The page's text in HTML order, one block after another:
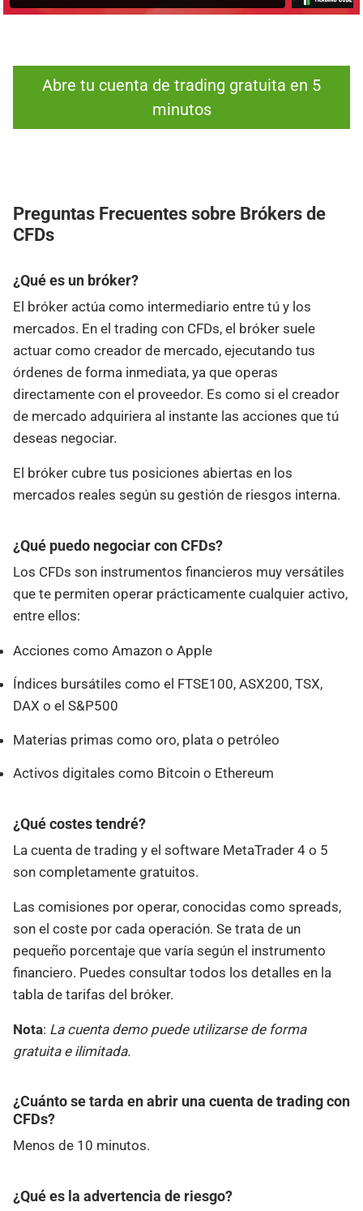
Abre tu cuenta de trading gratuita en 5
minutos
Preguntas Frecuentes sobre Brókers de
CFDs
¿Qué es un bróker?
El bróker actúa como intermediario entre tú y los
mercados. En el trading con CFDs, el bróker suele
actuar como creador de mercado, ejecutando tus
órdenes de forma inmediata, ya que operas
directamente con el proveedor. Es como si el creador
de mercado adquiriera al instante las acciones que tú
deseas negociar.
El bróker cubre tus posiciones abiertas en los
mercados reales según su gestión de riesgos interna.
¿Qué puedo negociar con CFDs?
Los CFDs son instrumentos financieros muy versátiles
que te permiten operar prácticamente cualquier activo,
entre ellos:
Acciones como Amazon o Apple
Índices bursátiles como el FTSE100, ASX200, TSX,
DAX o el S&P500
Materias primas como oro, plata o petróleo
Activos digitales como Bitcoin o Ethereum
¿Qué costes tendré?
La cuenta de trading y el software MetaTrader 4 o 5
son completamente gratuitos.
Las comisiones por operar, conocidas como spreads,
son el coste por cada operación. Se trata de un
pequeño porcentaje que varía según el instrumento
financiero. Puedes consultar todos los detalles en la
tabla de tarifas del bróker.
Nota: La cuenta demo puede utilizarse de forma
gratuita e ilimitada.
¿Cuánto se tarda en abrir una cuenta de trading con
CFDs?
Menos de 10 minutos.
¿Qué es la advertencia de riesgo?